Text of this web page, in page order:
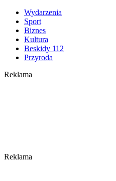
Wydarzenia
Sport
Biznes
Kultura
Beskidy 112
Przyroda
Reklama
Reklama